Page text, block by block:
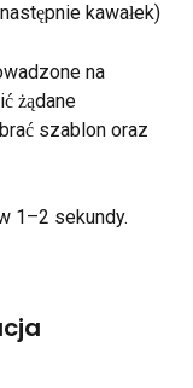
kawałek)
na
żądane
szablon oraz
1–2 sekundy.